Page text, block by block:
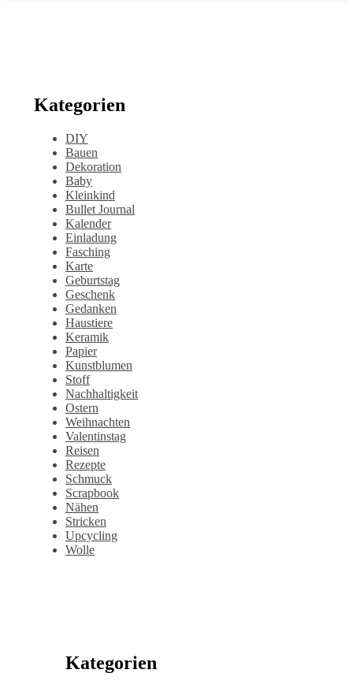
Kategorien
DIY
Bauen
Dekoration
Baby
Kleinkind
Bullet Journal
Kalender
Einladung
Fasching
Karte
Geburtstag
Geschenk
Gedanken
Haustiere
Keramik
Papier
Kunstblumen
Stoff
Nachhaltigkeit
Ostern
Weihnachten
Valentinstag
Reisen
Rezepte
Schmuck
Scrapbook
Nähen
Stricken
Upcycling
Wolle
Kategorien